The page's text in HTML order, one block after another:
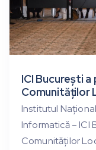
ICI București
Comunităților
Institutul
Informatică – ICI
Comunităților